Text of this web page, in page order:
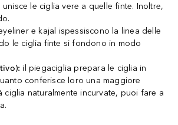
unisce le ciglia vere a quelle finte. Inoltre,
e kajal ispessiscono la linea delle
le ciglia finte si fondono in modo
il piegaciglia prepara le ciglia in
conferisce loro una maggiore
ciglia naturalmente incurvate, puoi fare a